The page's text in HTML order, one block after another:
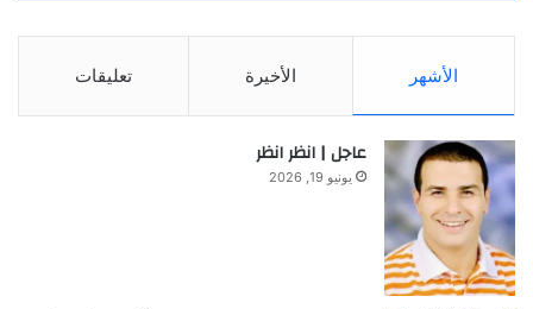
الأشهر الأخيرة تعليقات
عاجل | انظر انظر
يونيو 19, 2026